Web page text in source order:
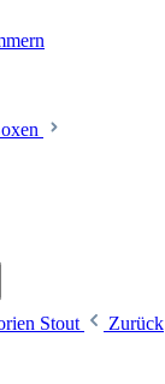
Stout
Zurück